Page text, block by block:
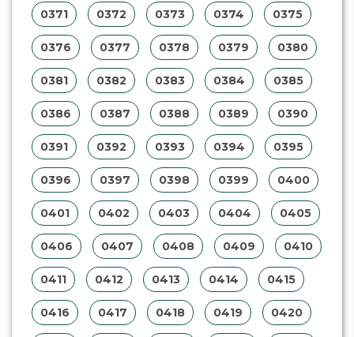
0371 0372 0373 0374 0375
0376 0377 0378 0379 0380
0381 0382 0383 0384 0385
0386 0387 0388 0389 0390
0391 0392 0393 0394 0395
0396 0397 0398 0399 0400
0401 0402 0403 0404 0405
0406 0407 0408 0409 0410
0411 0412 0413 0414 0415
0416 0417 0418 0419 0420